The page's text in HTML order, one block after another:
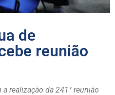
de
reunião
realização da 241° reunião